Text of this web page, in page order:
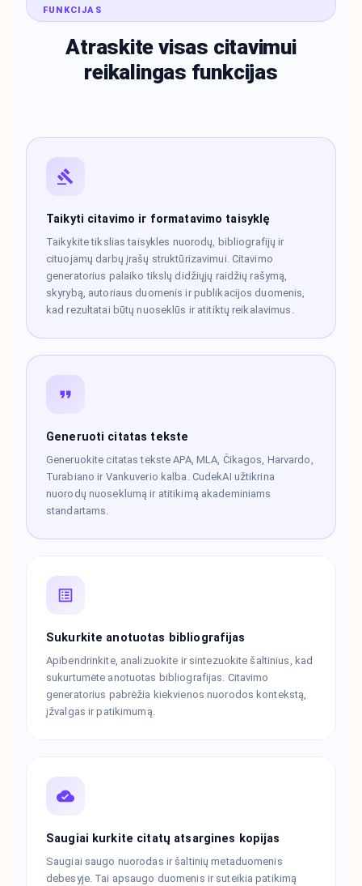
FUNKCIJAS
Atraskite visas citavimui
reikalingas funkcijas
Taikyti citavimo ir formatavimo taisyklę
Taikykite tikslias taisykles nuorodų, bibliografijų ir
cituojamų darbų įrašų struktūrizavimui. Citavimo
generatorius palaiko tikslų didžiųjų raidžių rašymą,
skyrybą, autoriaus duomenis ir publikacijos duomenis,
kad rezultatai būtų nuoseklūs ir atitiktų reikalavimus.
Generuoti citatas tekste
Generuokite citatas tekste APA, MLA, Čikagos, Harvardo,
Turabiano ir Vankuverio kalba. CudekAI užtikrina
nuorodų nuoseklumą ir atitikimą akademiniams
standartams.
Sukurkite anotuotas bibliografijas
Apibendrinkite, analizuokite ir sintezuokite šaltinius, kad
sukurtumėte anotuotas bibliografijas. Citavimo
generatorius pabrėžia kiekvienos nuorodos kontekstą,
įžvalgas ir patikimumą.
Saugiai kurkite citatų atsargines kopijas
Saugiai saugo nuorodas ir šaltinių metaduomenis
debesyje. Tai apsaugo duomenis ir suteikia patikimą